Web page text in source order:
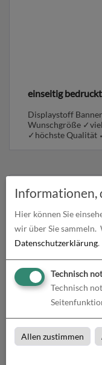
einseitig bedruckt
Displaystoff
Wunschgröße
✓höchste Qualität
Produkte in
Informationen,
Hier können Sie
wir über Sie sammeln.
Datenschutzerklärung.
Technisch
Technisch
Allen zustimmen